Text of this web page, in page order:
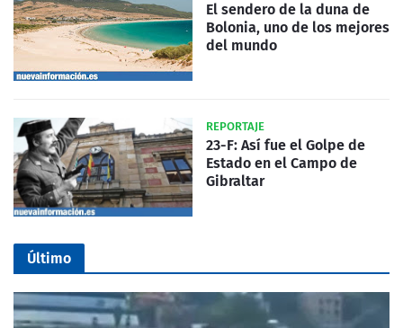
El sendero de la duna de
Bolonia, uno de los mejores
del mundo
REPORTAJE
23-F: Así fue el Golpe de
Estado en el Campo de
Gibraltar
Último